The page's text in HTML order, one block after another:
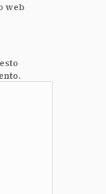
web